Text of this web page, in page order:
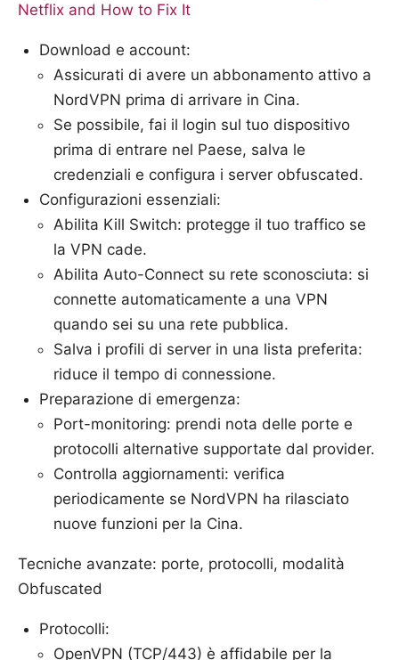
Netflix and How to Fix It
Download e account:
Assicurati di avere un abbonamento attivo a
NordVPN prima di arrivare in Cina.
Se possibile, fai il login sul tuo dispositivo
prima di entrare nel Paese, salva le
credenziali e configura i server obfuscated.
Configurazioni essenziali:
Abilita Kill Switch: protegge il tuo traffico se
la VPN cade.
Abilita Auto-Connect su rete sconosciuta: si
connette automaticamente a una VPN
quando sei su una rete pubblica.
Salva i profili di server in una lista preferita:
riduce il tempo di connessione.
Preparazione di emergenza:
Port-monitoring: prendi nota delle porte e
protocolli alternative supportate dal provider.
Controlla aggiornamenti: verifica
periodicamente se NordVPN ha rilasciato
nuove funzioni per la Cina.
Tecniche avanzate: porte, protocolli, modalità
Obfuscated
Protocolli:
OpenVPN (TCP/443) è affidabile per la